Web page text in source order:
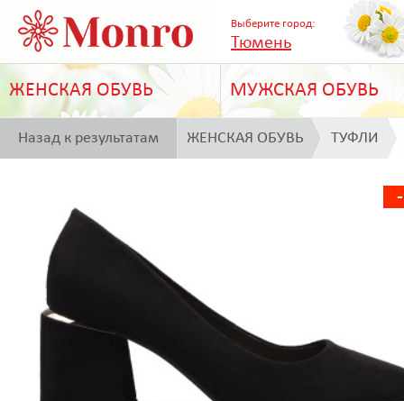
Выберите город:
Тюмень
ЖЕНСКАЯ ОБУВЬ МУЖСКАЯ ОБУВЬ
Назад к результатам ЖЕНСКАЯ ОБУВЬ ТУФЛИ